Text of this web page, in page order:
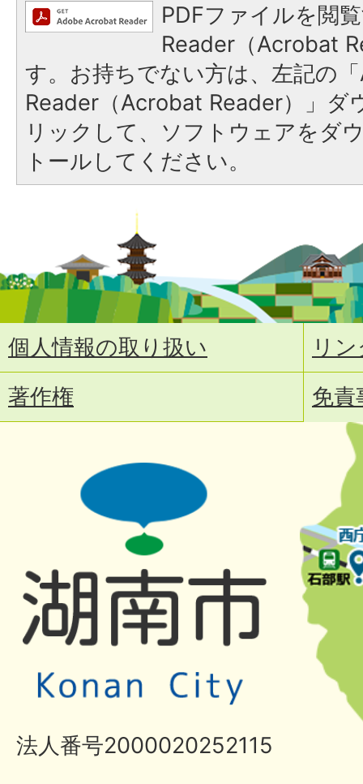
PDFファイルを閲
Reader（Acrobat
す。お持ちでない方は、左記の
Reader（Acrobat Reader）」ダ
リックして、ソフトウェアをダ
トールしてください。
個人情報の取り扱い
リ
著作権
免責
法人番号2000020252115